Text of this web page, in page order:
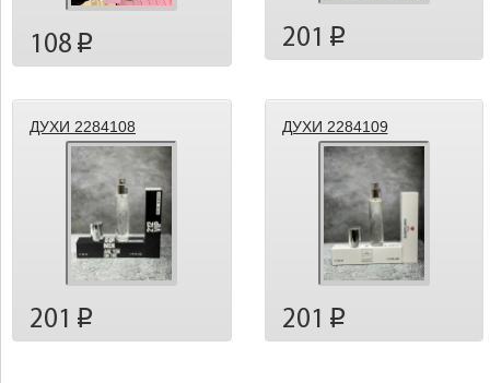
108 p 201 p
ДУХИ 2284108
201 p
ДУХИ 2284109
201 p